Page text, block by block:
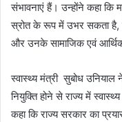
संभावनाएं हैं। उन्होंने कहा
स्रोत के रूप में उभर सकता है,
और उनके सामाजिक एवं
स्वास्थ्य मंत्री सुबोध उनियाल
नियुक्ति होने से राज्य में
कहा कि राज्य सरकार का